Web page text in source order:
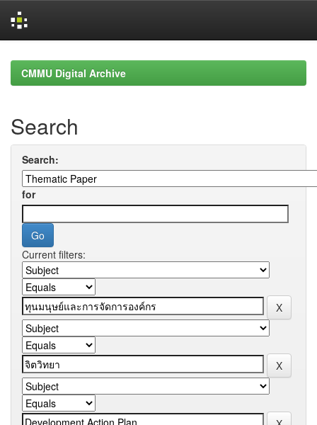
navigationCMMU Digital Archive
Search
Search:
for
Current filters: